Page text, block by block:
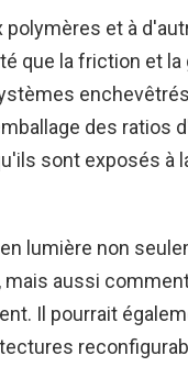
polymères et à
que la friction et
des ratios
sont exposés à
lumière non
aussi
Il pourrait